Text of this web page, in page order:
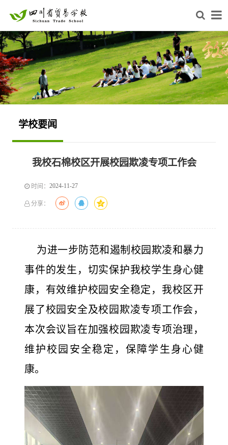
学校要闻
我校石棉校区开展校园欺凌专项工作会
时间： 2024-11-27
分享：
为进一步防范和遏制校园欺凌和暴力
事件的发生，切实保护我校学生身心健
康，有效维护校园安全稳定，我校区开
展了校园安全及校园欺凌专项工作会，
本次会议旨在加强校园欺凌专项治理，
维护校园安全稳定，保障学生身心健
康。